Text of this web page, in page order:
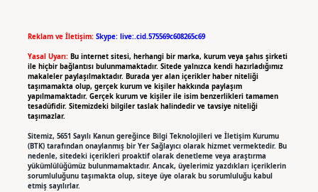
Reklam ve İletişim: Skype: live:.cid.575569c608265c69
Yasal Uyarı: Bu internet sitesi, herhangi bir marka, kurum veya şahıs şirketi
ile hiçbir bağlantısı bulunmamaktadır. Sitede yalnızca kendi hazırladığımız
makaleler paylaşılmaktadır. Burada yer alan içerikler haber niteliği
taşımamakta olup, gerçek kurum ve kişiler hakkında paylaşım
yapılmamaktadır. Gerçek kurum ve kişiler ile isim benzerlikleri tamamen
tesadüfidir. Sitemizdeki bilgiler taslak halindedir ve tavsiye niteliği
taşımazlar.
Sitemiz, 5651 Sayılı Kanun gereğince Bilgi Teknolojileri ve İletişim Kurumu
(BTK) tarafından onaylanmış bir Yer Sağlayıcı olarak hizmet vermektedir. Bu
nedenle, sitedeki içerikleri proaktif olarak denetleme veya araştırma
yükümlülüğümüz bulunmamaktadır. Ancak, üyelerimiz yazdıkları içeriklerin
sorumluluğunu taşımakta olup, siteye üye olarak bu sorumluluğu kabul
etmiş sayılırlar.